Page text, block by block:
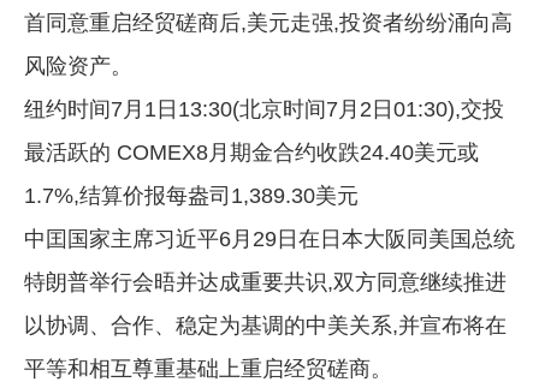
企业文化
《资源再生》杂志
行情报价
数字报
首同意重启经贸磋商后,美元走强,投资者纷纷涌向高
风险资产。
纽约时间7月1日13:30(北京时间7月2日01:30),交投
最活跃的 COMEX8月期金合约收跌24.40美元或
1.7%,结算价报每盎司1,389.30美元
中囯国家主席习近平6月29日在日本大阪同美国总统
特朗普举行会晤并达成重要共识,双方同意继续推进
以协调、合作、稳定为基调的中美关系,并宣布将在
平等和相互尊重基础上重启经贸磋商。